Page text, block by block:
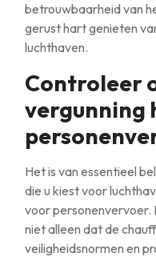
betrouwbaarheid van
gerust hart genieten
luchthaven.
Controleer
vergunning
Het is van essentieel
die u kiest voor
voor personenvervoer.
niet alleen dat de
veiligheidsnormen en